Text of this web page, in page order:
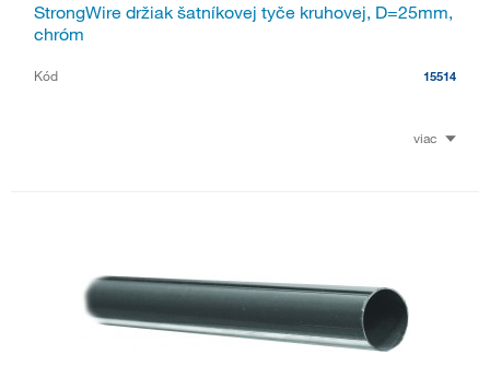
StrongWire držiak šatníkovej tyče kruhovej, D=25mm,
chróm
Kód 15514
viac